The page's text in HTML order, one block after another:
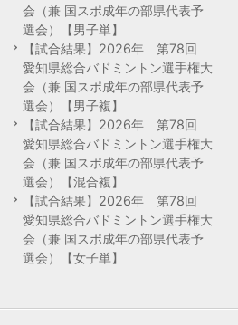
会（兼 国スポ成年の部県代表予
選会）【男子単】
【試合結果】2026年 第78回
愛知県総合バドミントン選手権大
会（兼 国スポ成年の部県代表予
選会）【男子複】
【試合結果】2026年 第78回
愛知県総合バドミントン選手権大
会（兼 国スポ成年の部県代表予
選会）【混合複】
【試合結果】2026年 第78回
愛知県総合バドミントン選手権大
会（兼 国スポ成年の部県代表予
選会）【女子単】